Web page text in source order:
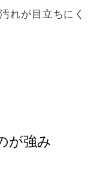
れが目立ちにく
が強み